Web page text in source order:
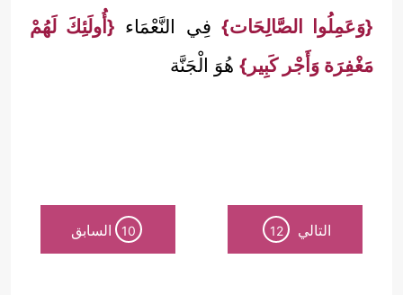
{وَعَمِلُوا الصَّالِحَات} فِي النَّعْمَاء {أُولَئِكَ لَهُمْ
مَغْفِرَة وَأَجْر كَبِير} هُوَ الْجَنَّة
التالي 12
10 السابق